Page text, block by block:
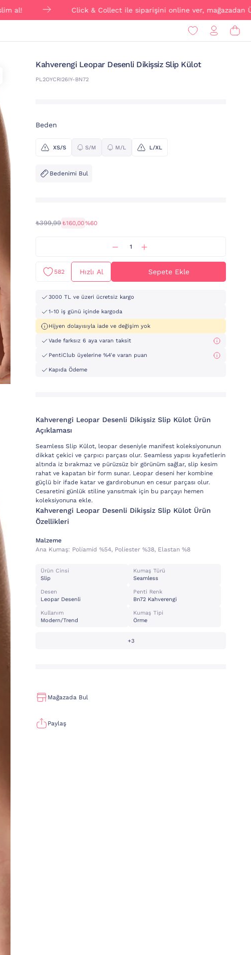
Click & Collect ile siparişini online ver, mağazadan
Kahverengi Leopar Desenli Dikişsiz Slip Külot
PL2OYCRI26IY-BN72
Beden
XS/S S/M M/L L/XL
Bedenimi Bul
₺399,99 ₺160,00%60
582 Hızlı Al Sepete Ekle
3000 TL ve üzeri ücretsiz kargo
1-10 iş günü içinde kargoda
Hijyen dolayısıyla iade ve değişim yok
Vade farksız 6 aya varan taksit
PentiClub üyelerine %4'e varan puan
Kapıda Ödeme
Kahverengi Leopar Desenli Dikişsiz Slip Külot Ürün
Açıklaması
Seamless Slip Külot, leopar deseniyle manifest koleksiyonunun
dikkat çekici ve çarpıcı parçası olur. Seamless yapısı kıyafetlerin
altında iz bırakmaz ve pürüzsüz bir görünüm sağlar, slip kesim
rahat ve kapatan bir form sunar. Leopar deseni her kombine
güçlü bir ifade katar ve gardırobunun en cesur parçası olur.
Cesaretini günlük stiline yansıtmak için bu parçayı hemen
koleksiyonuna ekle.
Kahverengi Leopar Desenli Dikişsiz Slip Külot Ürün
Özellikleri
Malzeme
Ana Kumaş: Poli̇ami̇d %54, Poli̇ester %38, Elastan %8
Ürün Cinsi
Slip
Kumaş Türü
Seamless
Desen
Leopar Desenli
Penti Renk
Bn72 Kahverengi
Kullanım
Modern/trend
Kumaş Tipi
Örme
+3
Mağazada Bul
Paylaş